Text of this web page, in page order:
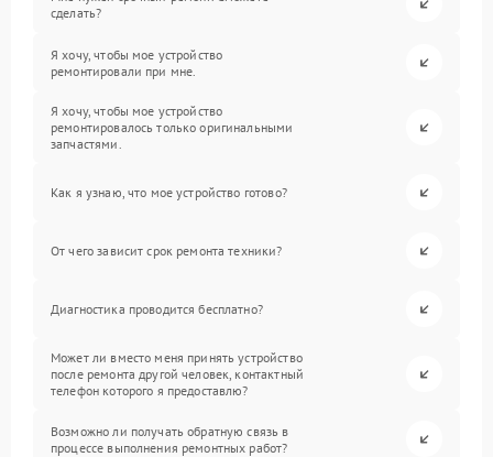
сделать?
Я хочу, чтобы мое устройство
ремонтировали при мне.
Я хочу, чтобы мое устройство
ремонтировалось только оригинальными
запчастями.
Как я узнаю, что мое устройство готово?
От чего зависит срок ремонта техники?
Диагностика проводится бесплатно?
Может ли вместо меня принять устройство
после ремонта другой человек, контактный
телефон которого я предоставлю?
Возможно ли получать обратную связь в
процессе выполнения ремонтных работ?